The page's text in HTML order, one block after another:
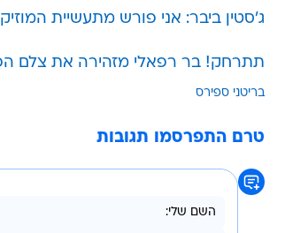
שם מאוד פשוט".
ביום שבו זה יקרה, כשבריטני תנתק את
פרסטון וג'יידן, כבר יטפחו קריירה
זמן וידוי. זה השם המלא: ספירס.
ג'סטין ביבר: אני פורש מתעשיית